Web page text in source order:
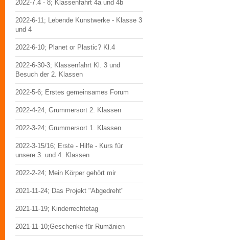
2022-7.4 - 8; Klassenfahrt 4a und 4b
2022-6-11; Lebende Kunstwerke - Klasse 3
und 4
2022-6-10; Planet or Plastic? Kl.4
2022-6-30-3; Klassenfahrt Kl. 3 und
Besuch der 2. Klassen
2022-5-6; Erstes gemeinsames Forum
2022-4-24; Grummersort 2. Klassen
2022-3-24; Grummersort 1. Klassen
2022-3-15/16; Erste - Hilfe - Kurs für
unsere 3. und 4. Klassen
2022-2-24; Mein Körper gehört mir
2021-11-24; Das Projekt "Abgedreht"
2021-11-19; Kinderrechtetag
2021-11-10;Geschenke für Rumänien